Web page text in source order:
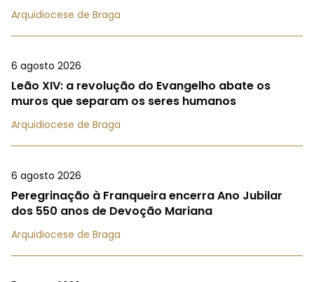
Arquidiocese de Braga
6 agosto 2026
Leão XIV: a revolução do Evangelho abate os
muros que separam os seres humanos
Arquidiocese de Braga
6 agosto 2026
Peregrinação à Franqueira encerra Ano Jubilar
dos 550 anos de Devoção Mariana
Arquidiocese de Braga